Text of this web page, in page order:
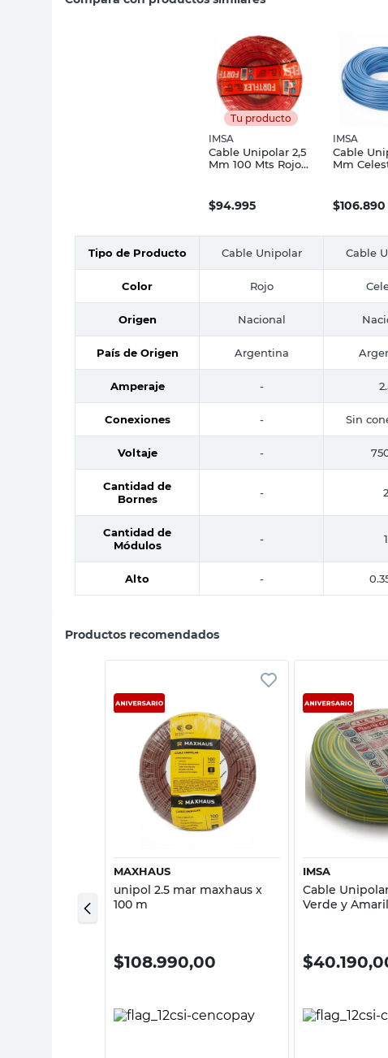
Tu producto
IMSA
Cable Unipolar 2,5
Mm 100 Mts Rojo
$94.995
IMSA
Cable
Mm
$106.890
Tipo de Producto Cable Unipolar Cable
Color Rojo
Origen Nacional
País de Origen Argentina
Amperaje -
Conexiones - Sin
Voltaje -
Cantidad de
Bornes
- 2
Cantidad de
Módulos
- 1
Alto -
Productos recomendados
Vista rápida
MAXHAUS
unipol 2.5 mar maxhaus x
100 m
$108.990,00
IMSA
Cable
Verde y
$